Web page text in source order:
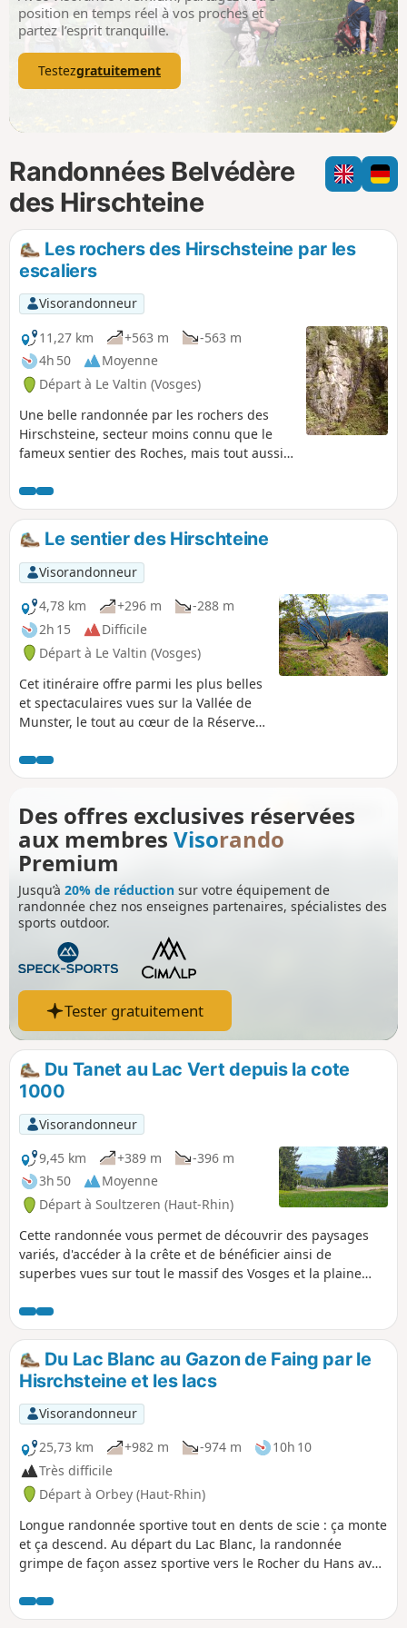
p
position en temps réel à vos proches et
partez l’esprit tranquille.
Testezgratuitement
Randonnées Belvédère
des Hirschteine
Les rochers des Hirschsteine par les
escaliers
Visorandonneur
11,27 km
+563 m
-563 m
4h 50
Moyenne
Départ à Le Valtin (Vosges)
Une belle randonnée par les rochers des
Hirschsteine, secteur moins connu que le
fameux sentier des Roches, mais tout aussi
l'imposant escalier métallique permettant de
gravir ces rochers, le passage creusé dans la
roche, le sentier vertigineux à flanc de
montagne mais bien sécurisé. Retour par les
crêtes depuis le Tanet. Beaux points de vues
sur la vallée de Munster et le Lac vert. Cette
randonnée est interdite en hiver ! (voir
informations pratiques)
Le sentier des Hirschteine
Visorandonneur
4,78 km
+296 m
-288 m
2h 15
Difficile
Départ à Le Valtin (Vosges)
Cet itinéraire offre parmi les plus belles
et spectaculaires vues sur la Vallée de
Munster, le tout au cœur de la Réserve
Plusieurs passages difficiles à flanc de
falaise. Personnes sujettes au vertige
Des offres exclusives réservées
aux membres Visorando
Premium
Jusqu’à 20% de réduction sur votre équipement de
randonnée chez nos enseignes partenaires, spécialistes des
sports outdoor.
Tester gratuitement
Du Tanet au Lac Vert depuis la cote
1000
Visorandonneur
9,45 km
+389 m
-396 m
3h 50
Moyenne
Départ à Soultzeren (Haut-Rhin)
Cette randonnée vous permet de découvrir des paysages
variés, d'accéder à la crête et de bénéficier ainsi de
superbes vues sur tout le massif des Vosges et la plaine
du Franckenthal-Missheimle et la Réserve du Tanet Gazon
du Faing.La randonnée passe aussi au Rocher de
Hirchsteine, au sommet du Tanet et au Lac Vert. Toute la
montée se fait en forêt. ⚠️ 21/07/2025 : point de départ de la
randonnée modifié.
Du Lac Blanc au Gazon de Faing par le
Hisrchsteine et les lacs
Visorandonneur
25,73 km
+982 m -974 m
10h 10
Très difficile
Départ à Orbey (Haut-Rhin)
Longue randonnée sportive tout en dents de scie : ça monte
et ça descend. Au départ du Lac Blanc, la randonnée
grimpe de façon assez sportive vers le Rocher du Hans avec
Noir, qui vient agrémenter le paysage. S'ensuit une montée,
puis une section plate pour arriver au Lac du Forlet. La